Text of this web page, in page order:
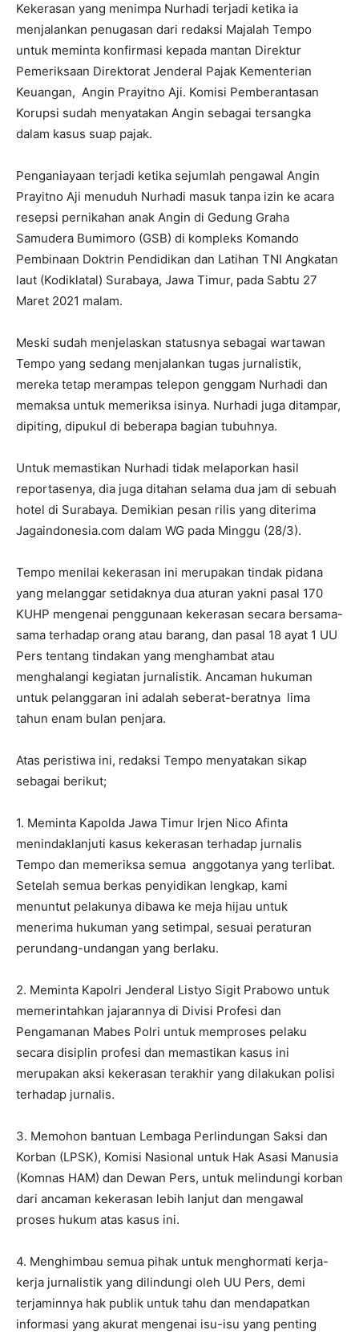
Kekerasan yang menimpa Nurhadi terjadi ketika ia
menjalankan penugasan dari redaksi Majalah Tempo
untuk meminta konfirmasi kepada mantan Direktur
Pemeriksaan Direktorat Jenderal Pajak Kementerian
Keuangan, Angin Prayitno Aji. Komisi Pemberantasan
Korupsi sudah menyatakan Angin sebagai tersangka
dalam kasus suap pajak.
Penganiayaan terjadi ketika sejumlah pengawal Angin
Prayitno Aji menuduh Nurhadi masuk tanpa izin ke acara
resepsi pernikahan anak Angin di Gedung Graha
Samudera Bumimoro (GSB) di kompleks Komando
Pembinaan Doktrin Pendidikan dan Latihan TNI Angkatan
laut (Kodiklatal) Surabaya, Jawa Timur, pada Sabtu 27
Maret 2021 malam.
Meski sudah menjelaskan statusnya sebagai wartawan
Tempo yang sedang menjalankan tugas jurnalistik,
mereka tetap merampas telepon genggam Nurhadi dan
memaksa untuk memeriksa isinya. Nurhadi juga ditampar,
dipiting, dipukul di beberapa bagian tubuhnya.
Untuk memastikan Nurhadi tidak melaporkan hasil
reportasenya, dia juga ditahan selama dua jam di sebuah
hotel di Surabaya. Demikian pesan rilis yang diterima
Jagaindonesia.com dalam WG pada Minggu (28/3).
Tempo menilai kekerasan ini merupakan tindak pidana
yang melanggar setidaknya dua aturan yakni pasal 170
KUHP mengenai penggunaan kekerasan secara bersama-
sama terhadap orang atau barang, dan pasal 18 ayat 1 UU
Pers tentang tindakan yang menghambat atau
menghalangi kegiatan jurnalistik. Ancaman hukuman
untuk pelanggaran ini adalah seberat-beratnya lima
tahun enam bulan penjara.
Atas peristiwa ini, redaksi Tempo menyatakan sikap
sebagai berikut;
1. Meminta Kapolda Jawa Timur Irjen Nico Afinta
menindaklanjuti kasus kekerasan terhadap jurnalis
Tempo dan memeriksa semua anggotanya yang terlibat.
Setelah semua berkas penyidikan lengkap, kami
menuntut pelakunya dibawa ke meja hijau untuk
menerima hukuman yang setimpal, sesuai peraturan
perundang-undangan yang berlaku.
2. Meminta Kapolri Jenderal Listyo Sigit Prabowo untuk
memerintahkan jajarannya di Divisi Profesi dan
Pengamanan Mabes Polri untuk memproses pelaku
secara disiplin profesi dan memastikan kasus ini
merupakan aksi kekerasan terakhir yang dilakukan polisi
terhadap jurnalis.
3. Memohon bantuan Lembaga Perlindungan Saksi dan
Korban (LPSK), Komisi Nasional untuk Hak Asasi Manusia
(Komnas HAM) dan Dewan Pers, untuk melindungi korban
dari ancaman kekerasan lebih lanjut dan mengawal
proses hukum atas kasus ini.
4. Menghimbau semua pihak untuk menghormati kerja-
kerja jurnalistik yang dilindungi oleh UU Pers, demi
terjaminnya hak publik untuk tahu dan mendapatkan
informasi yang akurat mengenai isu-isu yang penting